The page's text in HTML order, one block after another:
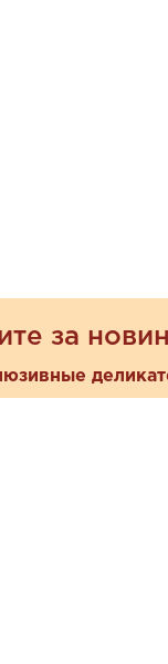
за
поступления